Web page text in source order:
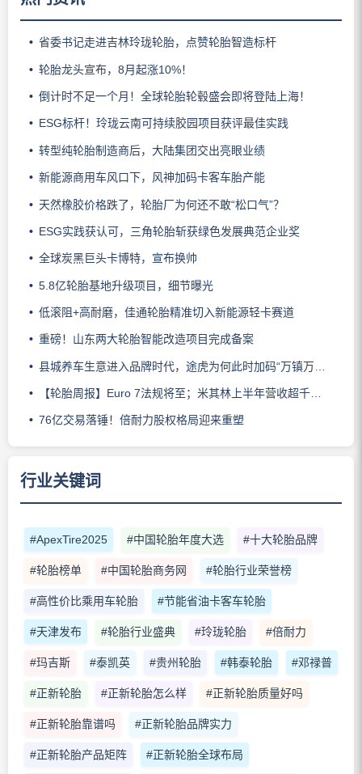
省委书记走进吉林玲珑轮胎，点赞轮胎智造标杆
轮胎龙头宣布，8月起涨10%！
倒计时不足一个月！全球轮胎轮毂盛会即将登陆上海！
ESG标杆！玲珑云南可持续胶园项目获评最佳实践
转型纯轮胎制造商后，大陆集团交出亮眼业绩
新能源商用车风口下，风神加码卡客车胎产能
天然橡胶价格跌了，轮胎厂为何还不敢“松口气”？
ESG实践获认可，三角轮胎斩获绿色发展典范企业奖
全球炭黑巨头卡博特，宣布换帅
5.8亿轮胎基地升级项目，细节曝光
低滚阻+高耐磨，佳通轮胎精准切入新能源轻卡赛道
重磅！山东两大轮胎智能改造项目完成备案
县城养车生意进入品牌时代，途虎为何此时加码“万镇万店”？
【轮胎周报】Euro 7法规将至；米其林上半年营收超千亿；倍耐力上半年盈利稳增；龙星炭黑斩获欧洲近万吨订单
76亿交易落锤！倍耐力股权格局迎来重塑
行业关键词
#ApexTire2025 #中国轮胎年度大选 #十大轮胎品牌
#轮胎榜单 #中国轮胎商务网 #轮胎行业荣誉榜
#高性价比乘用车轮胎 #节能省油卡客车轮胎
#天津发布 #轮胎行业盛典 #玲珑轮胎 #倍耐力
#玛吉斯 #泰凯英 #贵州轮胎 #韩泰轮胎 #邓禄普
#正新轮胎 #正新轮胎怎么样 #正新轮胎质量好吗
#正新轮胎靠谱吗 #正新轮胎品牌实力
#正新轮胎产品矩阵 #正新轮胎全球布局